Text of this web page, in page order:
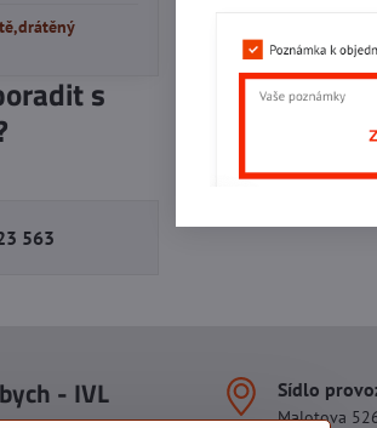
s
563
- IVL Sídlo
Malotova